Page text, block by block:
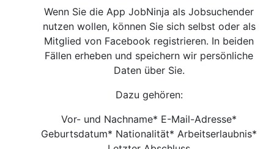
Wenn Sie die App JobNinja als Jobsuchender
nutzen wollen, können Sie sich selbst oder als
Mitglied von Facebook registrieren. In beiden
Fällen erheben und speichern wir persönliche
Daten über Sie.
Dazu gehören:
Vor- und Nachname* E-Mail-Adresse*
Geburtsdatum* Nationalität* Arbeitserlaubnis*